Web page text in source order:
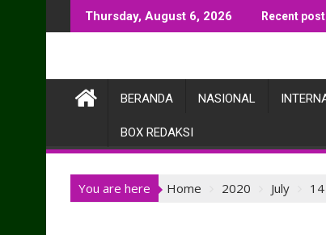
to
Thursday, August 6, 2026 Recent
BERANDA NASIONAL
BOX REDAKSI
You are here Home 2020 July 14